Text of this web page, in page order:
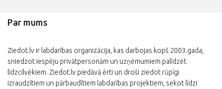
Par mums
Ziedot.lv ir labdarības organizācija, kas darbojas kopš 2003.gada,
sniedzot iespēju privātpersonām un uzņēmumiem palīdzēt
līdzcilvēkiem. Ziedot.lv piedāvā ērti un droši ziedot rūpīgi
izraudzītiem un pārbaudītiem labdarības projektiem, sekot līdzi